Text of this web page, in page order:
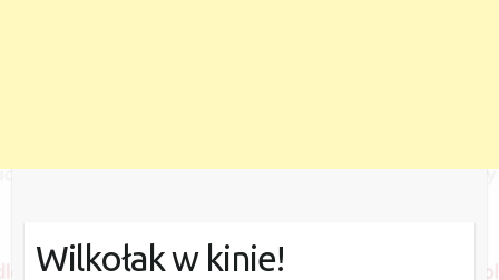
Wilkołak w kinie!